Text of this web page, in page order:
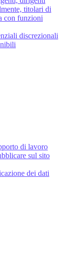
titolari di
con funzioni
discrezionali
di lavoro
sul sito
dei dati